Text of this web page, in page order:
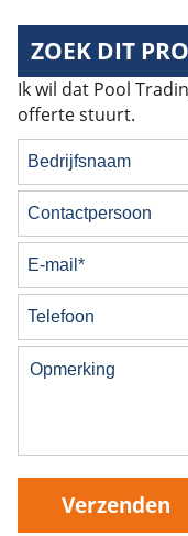
ZOEK DIT
Ik wil dat Pool
offerte stuurt.
Verzenden